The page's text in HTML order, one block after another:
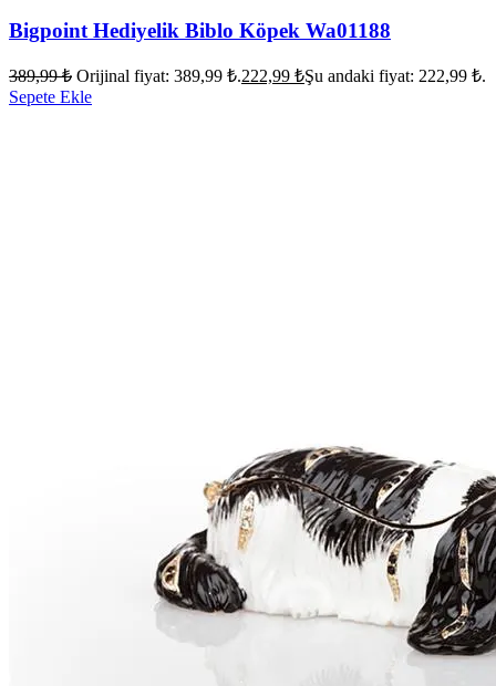
Bigpoint Hediyelik Biblo Köpek Wa01188
389,99₺ Orijinal fiyat: 389,99 ₺.222,99 ₺Şu andaki fiyat: 222,99 ₺.
Sepete Ekle